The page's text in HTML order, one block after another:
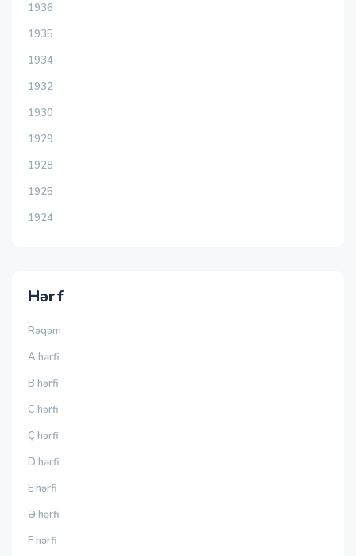
1936
1935
1934
1932
1930
1929
1928
1925
1924
Hərf
Rəqəm
A hərfi
B hərfi
C hərfi
Ç hərfi
D hərfi
E hərfi
Ə hərfi
F hərfi